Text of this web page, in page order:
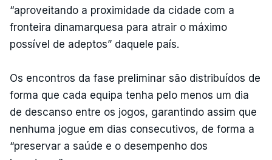
“aproveitando a proximidade da cidade com a
fronteira dinamarquesa para atrair o máximo
possível de adeptos” daquele país.
Os encontros da fase preliminar são distribuídos de
forma que cada equipa tenha pelo menos um dia
de descanso entre os jogos, garantindo assim que
nenhuma jogue em dias consecutivos, de forma a
“preservar a saúde e o desempenho dos